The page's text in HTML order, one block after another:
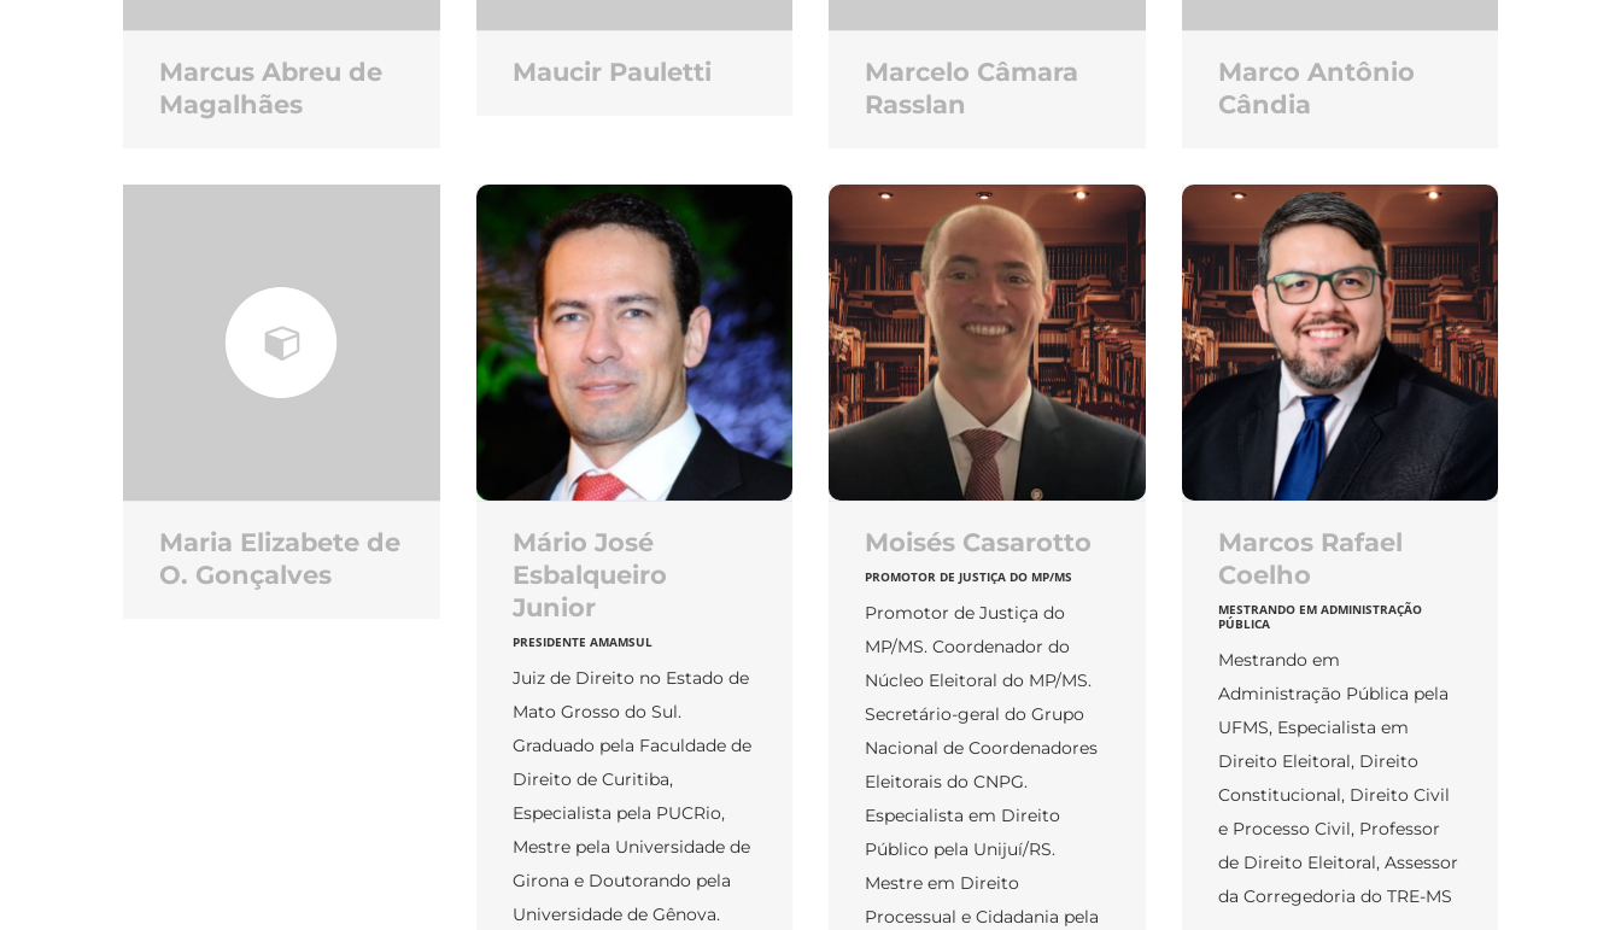
Marcus Abreu de
Magalhães
Maucir Pauletti
Marcelo Câmara
Rasslan
Marco Antônio
Cândia
Maria Elizabete de
O. Gonçalves
Mário José
Esbalqueiro
Junior
PRESIDENTE AMAMSUL
Juiz de Direito no Estado de
Mato Grosso do Sul.
Graduado pela Faculdade de
Direito de Curitiba,
Especialista pela PUCRio,
Mestre pela Universidade de
Girona e Doutorando pela
Universidade de Gênova.
Moisés Casarotto
PROMOTOR DE JUSTIÇA DO MP/MS
Promotor de Justiça do
MP/MS. Coordenador do
Núcleo Eleitoral do MP/MS.
Secretário-geral do Grupo
Nacional de Coordenadores
Eleitorais do CNPG.
Especialista em Direito
Público pela Unijuí/RS.
Mestre em Direito
Processual e Cidadania pela
Marcos Rafael
Coelho
MESTRANDO EM ADMINISTRAÇÃO
PÚBLICA
Mestrando em
Administração Pública pela
UFMS, Especialista em
Direito Eleitoral, Direito
Constitucional, Direito Civil
e Processo Civil, Professor
de Direito Eleitoral, Assessor
da Corregedoria do TRE-MS